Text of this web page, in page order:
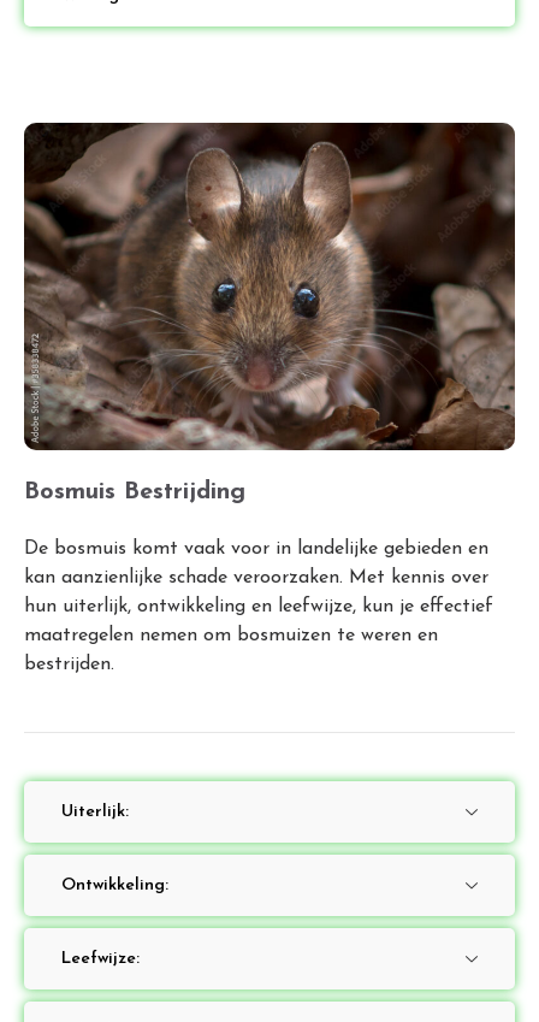
Bosmuis Bestrijding
De bosmuis komt vaak voor in landelijke gebieden en
kan aanzienlijke schade veroorzaken. Met kennis over
hun uiterlijk, ontwikkeling en leefwijze, kun je effectief
maatregelen nemen om bosmuizen te weren en
bestrijden.
Uiterlijk:
Ontwikkeling:
Leefwijze: